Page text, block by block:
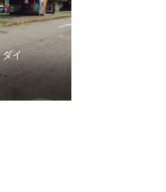
ダイ